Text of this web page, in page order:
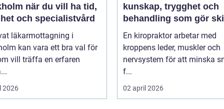
vill ha tid,
och specialistvård
läkarmottagning i
kan vara ett bra val för
vill träffa en erfaren
2026
kunskap, trygghet och
behandling som gör
En kiropraktor arbetar med
kroppens leder, muskler och
nervsystem för att minska
f...
02 april 2026